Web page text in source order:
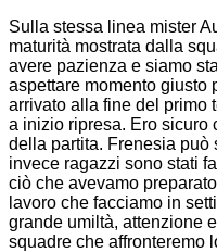
Sulla stessa linea mister
maturità mostrata dalla
avere pazienza e siamo
aspettare momento giusto
arrivato alla fine del primo
a inizio ripresa. Ero sicuro
della partita. Frenesia può
invece ragazzi sono stati
ciò che avevamo
lavoro che facciamo in
grande umiltà, attenzione
squadre che affronteremo